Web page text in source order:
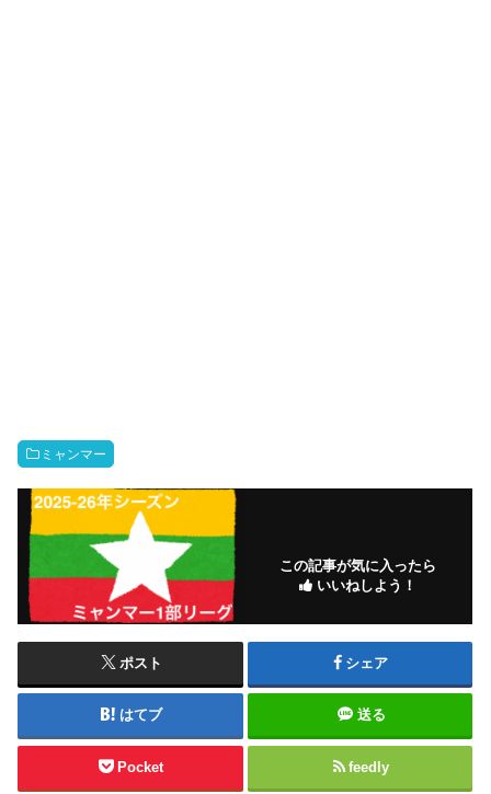
ミャンマー
この記事が気に入ったら
いいねしよう！
ポスト シェア
はてブ 送る
Pocket feedly